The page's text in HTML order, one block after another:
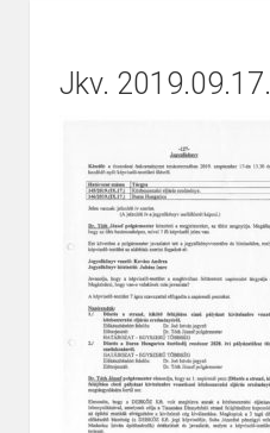
Jkv. 2019.09.17.